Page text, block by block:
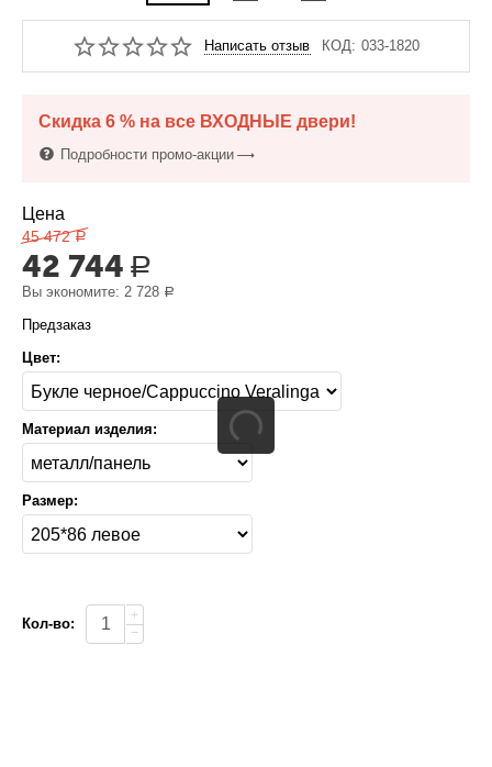
Написать отзыв КОД: 033-1820
Скидка 6 % на все ВХОДНЫЕ двери!
Подробности промо-акции
Цена
45 472 Р
42 744 Р
Вы экономите:2 728 Р
Предзаказ
Цвет:
Материал изделия:
Размер:
Кол-во:
+
−